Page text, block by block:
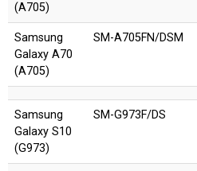
(A705)
Samsung
Galaxy A70
(A705)
SM-A705FN/DSM
Samsung
Galaxy S10
(G973)
SM-G973F/DS